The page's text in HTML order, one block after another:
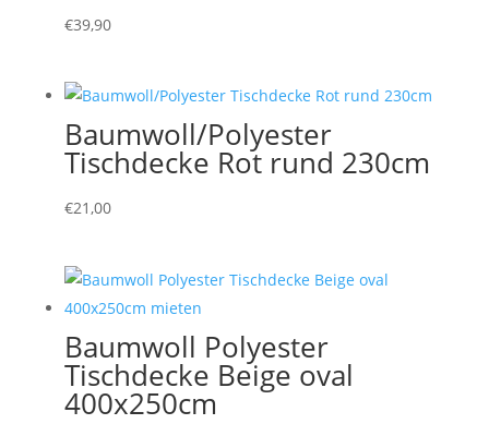
€39,90
Baumwoll/Polyester
Tischdecke Rot rund 230cm
€21,00
Baumwoll Polyester
Tischdecke Beige oval
400x250cm